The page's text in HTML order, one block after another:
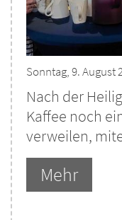
Sonntag, 9. August
Nach der
Kaffee noch
verweilen,
Mehr